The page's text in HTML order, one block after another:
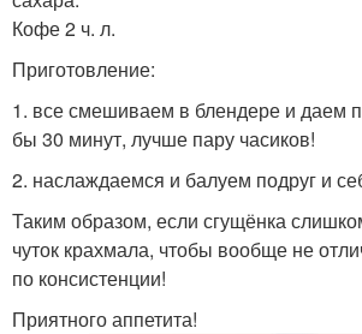
Кофе 2 ч. л.
Приготовление:
1. все смешиваем в блендере и даем
бы 30 минут, лучше пару часиков!
2. наслаждаемся и балуем подруг и
Таким образом, если сгущёнка
чуток крахмала, чтобы вообще не
по консистенции!
Приятного аппетита!